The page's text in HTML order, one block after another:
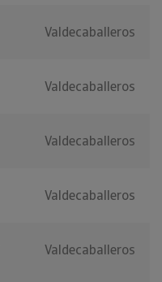
Valdecaballeros
Valdecaballeros
Valdecaballeros
Valdecaballeros
Valdecaballeros